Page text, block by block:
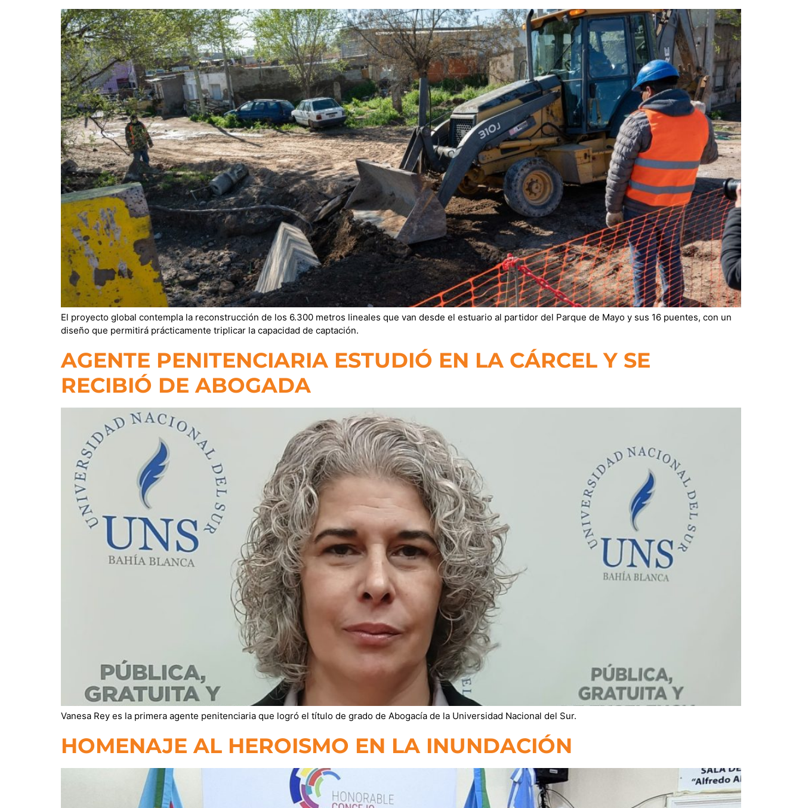
El proyecto global contempla la reconstrucción de los 6.300 metros lineales que van desde el estuario al partidor del Parque de Mayo y sus 16 puentes, con un
diseño que permitirá prácticamente triplicar la capacidad de captación.
AGENTE PENITENCIARIA ESTUDIÓ EN LA CÁRCEL Y SE
RECIBIÓ DE ABOGADA
Vanesa Rey es la primera agente penitenciaria que logró el título de grado de Abogacía de la Universidad Nacional del Sur.
HOMENAJE AL HEROISMO EN LA INUNDACIÓN